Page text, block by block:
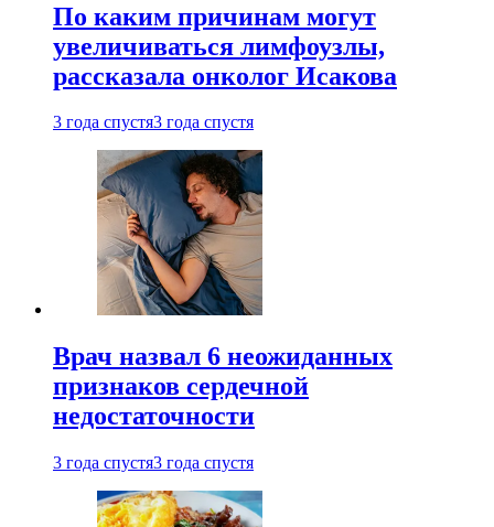
По каким причинам могут
увеличиваться лимфоузлы,
рассказала онколог Исакова
3 года спустя3 года спустя
Врач назвал 6 неожиданных
признаков сердечной
недостаточности
3 года спустя3 года спустя